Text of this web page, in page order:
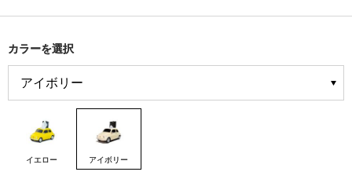
カラーを選択
イエロー アイボリー